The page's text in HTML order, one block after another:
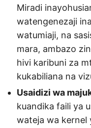
Miradi
watengenezaji
watumiaji, na
mara, ambazo
hivi karibuni za
kukabiliana na
Usaidizi wa
kuandika faili ya
wateja wa kernel